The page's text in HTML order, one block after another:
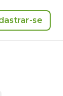
se